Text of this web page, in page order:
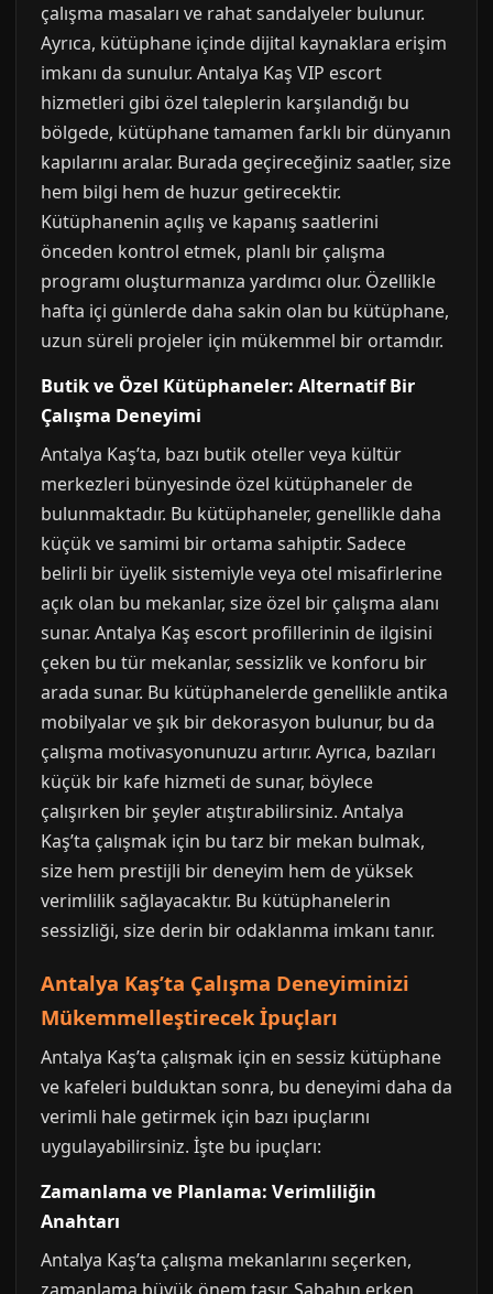
çalışma masaları ve rahat sandalyeler bulunur.
Ayrıca, kütüphane içinde dijital kaynaklara erişim
imkanı da sunulur. Antalya Kaş VIP escort
hizmetleri gibi özel taleplerin karşılandığı bu
bölgede, kütüphane tamamen farklı bir dünyanın
kapılarını aralar. Burada geçireceğiniz saatler, size
hem bilgi hem de huzur getirecektir.
Kütüphanenin açılış ve kapanış saatlerini
önceden kontrol etmek, planlı bir çalışma
programı oluşturmanıza yardımcı olur. Özellikle
hafta içi günlerde daha sakin olan bu kütüphane,
uzun süreli projeler için mükemmel bir ortamdır.
Butik ve Özel Kütüphaneler: Alternatif Bir
Çalışma Deneyimi
Antalya Kaş’ta, bazı butik oteller veya kültür
merkezleri bünyesinde özel kütüphaneler de
bulunmaktadır. Bu kütüphaneler, genellikle daha
küçük ve samimi bir ortama sahiptir. Sadece
belirli bir üyelik sistemiyle veya otel misafirlerine
açık olan bu mekanlar, size özel bir çalışma alanı
sunar. Antalya Kaş escort profillerinin de ilgisini
çeken bu tür mekanlar, sessizlik ve konforu bir
arada sunar. Bu kütüphanelerde genellikle antika
mobilyalar ve şık bir dekorasyon bulunur, bu da
çalışma motivasyonunuzu artırır. Ayrıca, bazıları
küçük bir kafe hizmeti de sunar, böylece
çalışırken bir şeyler atıştırabilirsiniz. Antalya
Kaş’ta çalışmak için bu tarz bir mekan bulmak,
size hem prestijli bir deneyim hem de yüksek
verimlilik sağlayacaktır. Bu kütüphanelerin
sessizliği, size derin bir odaklanma imkanı tanır.
Antalya Kaş’ta Çalışma Deneyiminizi
Mükemmelleştirecek İpuçları
Antalya Kaş’ta çalışmak için en sessiz kütüphane
ve kafeleri bulduktan sonra, bu deneyimi daha da
verimli hale getirmek için bazı ipuçlarını
uygulayabilirsiniz. İşte bu ipuçları:
Zamanlama ve Planlama: Verimliliğin
Anahtarı
Antalya Kaş’ta çalışma mekanlarını seçerken,